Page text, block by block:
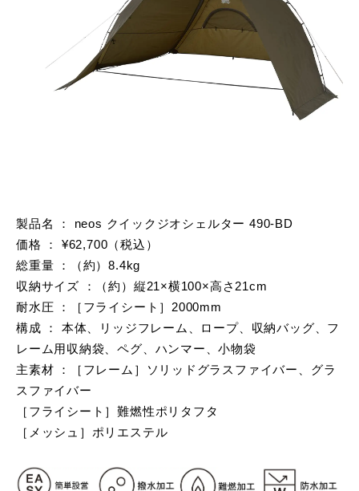
製品名 ： neos クイックジオシェルター 490-BD
価格 ： ¥62,700（税込）
総重量 ：（約）8.4kg
収納サイズ ：（約）縦21×横100×高さ21cm
耐水圧 ：［フライシート］2000mm
構成 ： 本体、リッジフレーム、ロープ、収納バッグ、フ
レーム用収納袋、ペグ、ハンマー、小物袋
主素材 ：［フレーム］ソリッドグラスファイバー、グラ
スファイバー
［フライシート］難燃性ポリタフタ
［メッシュ］ポリエステル